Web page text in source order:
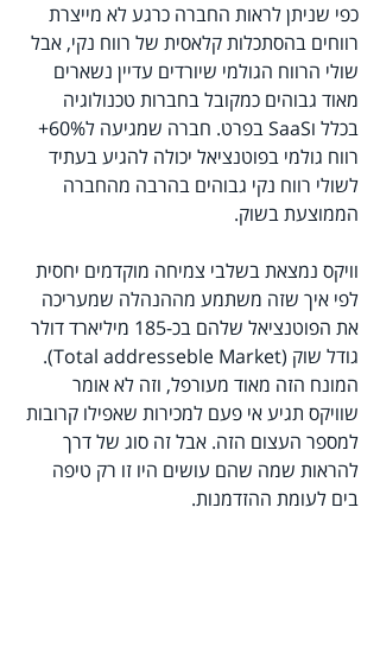
כפי שניתן לראות החברה כרגע לא מייצרת
רווחים בהסתכלות קלאסית של רווח נקי, אבל
שולי הרווח הגולמי שיורדים עדיין נשארים
מאוד גבוהים כמקובל בחברות טכנולוגיה
בכלל וSaaS בפרט. חברה שמגיעה ל60%+
רווח גולמי בפוטנציאל יכולה להגיע בעתיד
לשולי רווח נקי גבוהים בהרבה מהחברה
הממוצעת בשוק.
וויקס נמצאת בשלבי צמיחה מוקדמים יחסית
לפי איך שזה משתמע מההנהלה שמעריכה
את הפוטנציאל שלהם בכ-185 מיליארד דולר
גודל שוק (Total addresseble Market).
המונח הזה מאוד מעורפל, וזה לא אומר
שוויקס תגיע אי פעם למכירות שאפילו קרובות
למספר העצום הזה. אבל זה סוג של דרך
להראות שמה שהם עושים היו זו רק טיפה
בים לעומת ההזדמנות.